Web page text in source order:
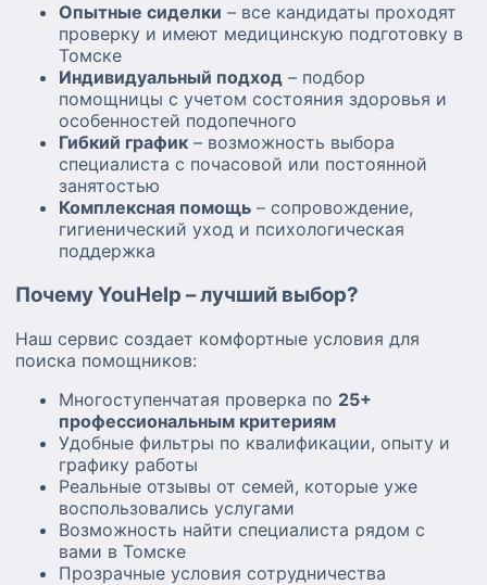
Опытные сиделки – все кандидаты проходят
проверку и имеют медицинскую подготовку в
Томске
Индивидуальный подход – подбор
помощницы с учетом состояния здоровья и
особенностей подопечного
Гибкий график – возможность выбора
специалиста с почасовой или постоянной
занятостью
Комплексная помощь – сопровождение,
гигиенический уход и психологическая
поддержка
Почему YouHelp – лучший выбор?
Наш сервис создает комфортные условия для
поиска помощников:
Многоступенчатая проверка по 25+
профессиональным критериям
Удобные фильтры по квалификации, опыту и
графику работы
Реальные отзывы от семей, которые уже
воспользовались услугами
Возможность найти специалиста рядом с
вами в Томске
Прозрачные условия сотрудничества